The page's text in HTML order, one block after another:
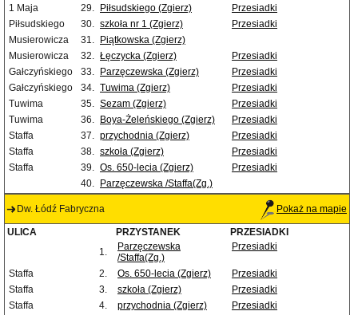
1 Maja
29. Piłsudskiego (Zgierz)
Przesiadki
Piłsudskiego
30. szkoła nr 1 (Zgierz)
Przesiadki
Musierowicza
31.
Piątkowska (Zgierz)
Musierowicza
32. Łęczycka (Zgierz)
Przesiadki
Gałczyńskiego
33. Parzęczewska (Zgierz)
Przesiadki
Gałczyńskiego
34. Tuwima (Zgierz)
Przesiadki
Tuwima
35. Sezam (Zgierz)
Przesiadki
Tuwima
36. Boya-Żeleńskiego (Zgierz)
Przesiadki
Staffa
37. przychodnia (Zgierz)
Przesiadki
Staffa
38. szkoła (Zgierz)
Przesiadki
Staffa
39. Os. 650-lecia (Zgierz)
Przesiadki
40.
Parzęczewska /Staffa(Zg.)
Dw. Łódź Fabryczna Pokaż na mapie
ULICA PRZYSTANEK
PRZESIADKI
1.
Parzęczewska
/Staffa(Zg.)
Przesiadki
Staffa 2. Os. 650-lecia (Zgierz)
Przesiadki
Staffa
3. szkoła (Zgierz)
Przesiadki
Staffa
4. przychodnia (Zgierz)
Przesiadki